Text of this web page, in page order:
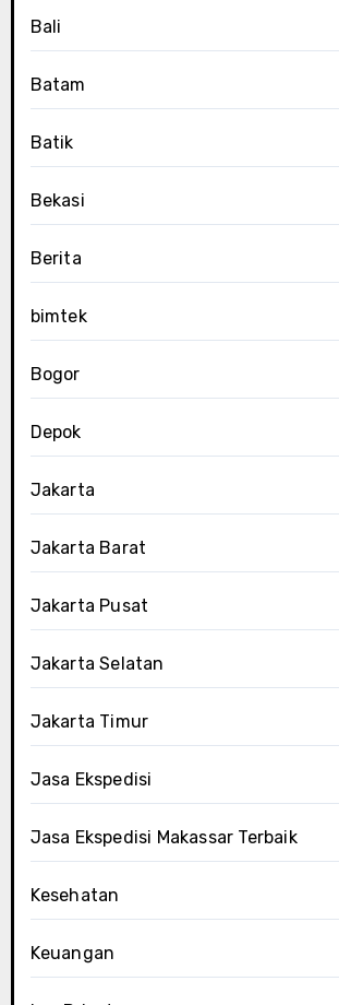
Bali
Batam
Batik
Bekasi
Berita
bimtek
Bogor
Depok
Jakarta
Jakarta Barat
Jakarta Pusat
Jakarta Selatan
Jakarta Timur
Jasa Ekspedisi
Jasa Ekspedisi Makassar Terbaik
Kesehatan
Keuangan